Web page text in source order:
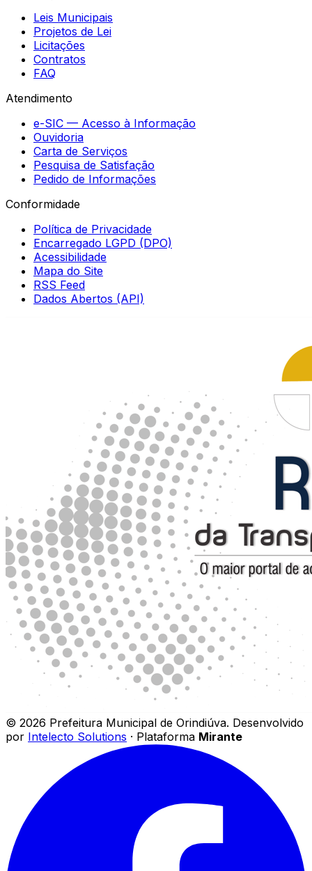
Leis Municipais
Projetos de Lei
Licitações
Contratos
FAQ
Atendimento
e-SIC — Acesso à Informação
Ouvidoria
Carta de Serviços
Pesquisa de Satisfação
Pedido de Informações
Conformidade
Política de Privacidade
Encarregado LGPD (DPO)
Acessibilidade
Mapa do Site
RSS Feed
Dados Abertos (API)
© 2026 Prefeitura Municipal de Orindiúva. Desenvolvido
por Intelecto Solutions · Plataforma Mirante